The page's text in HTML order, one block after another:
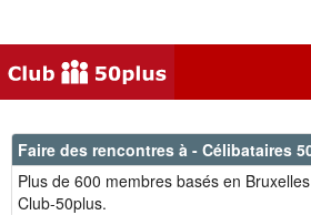
Faire des rencontres à - Célibataires
Plus de 600 membres basés en
Club-50plus.